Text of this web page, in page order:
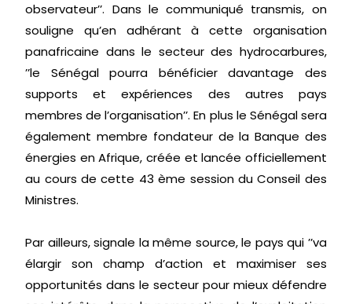
observateur’’. Dans le communiqué transmis, on
souligne qu’en adhérant à cette organisation
panafricaine dans le secteur des hydrocarbures,
’’le Sénégal pourra bénéficier davantage des
supports et expériences des autres pays
membres de l’organisation’’. En plus le Sénégal sera
également membre fondateur de la Banque des
énergies en Afrique, créée et lancée officiellement
au cours de cette 43 ème session du Conseil des
Ministres.
Par ailleurs, signale la même source, le pays qui ’’va
élargir son champ d’action et maximiser ses
opportunités dans le secteur pour mieux défendre